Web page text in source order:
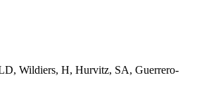
Wildiers, H, Hurvitz, SA, Guerrero-